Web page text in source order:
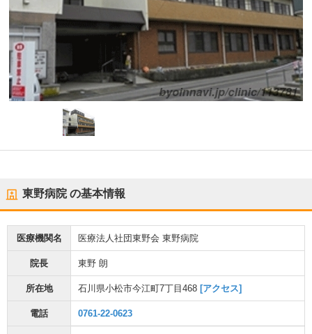
東野病院の基本情報
医療機関名 医療法人社団東野会 東野病院
院長 東野 朗
所在地 石川県小松市今江町7丁目468 [アクセス]
電話 0761-22-0623